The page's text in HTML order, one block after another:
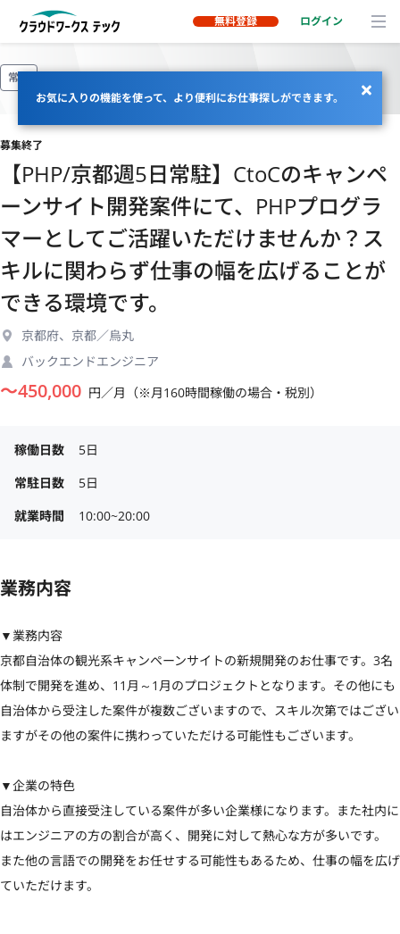
無料登録 ログイン
お気に入りの機能を使って、より便利にお仕事探しができます。
常駐
募集終了
【PHP/京都週5日常駐】CtoCのキャンペ
ーンサイト開発案件にて、PHPプログラ
マーとしてご活躍いただけませんか？ス
キルに関わらず仕事の幅を広げることが
できる環境です。
京都府、京都／烏丸
バックエンドエンジニア
〜450,000 円／月（※月160時間稼働の場合・税別）
稼働日数
5日
常駐日数
5日
就業時間
10:00~20:00
業務内容
▼業務内容
京都自治体の観光系キャンペーンサイトの新規開発のお仕事です。3名
体制で開発を進め、11月～1月のプロジェクトとなります。その他にも
自治体から受注した案件が複数ございますので、スキル次第ではござい
ますがその他の案件に携わっていただける可能性もございます。
▼企業の特色
自治体から直接受注している案件が多い企業様になります。また社内に
はエンジニアの方の割合が高く、開発に対して熱心な方が多いです。
また他の言語での開発をお任せする可能性もあるため、仕事の幅を広げ
ていただけます。